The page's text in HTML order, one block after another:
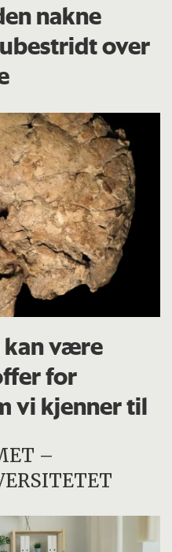
nakne
over
kan være
for
vi kjenner til
–